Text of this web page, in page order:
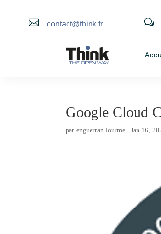
 contact@think.fr w
Google Cloud
parenguerran.lourme |Jan 16,